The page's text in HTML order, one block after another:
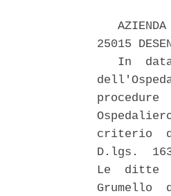
AZIENDA
25015
In
criterio
D.lgs.
Le  ditte
Grumello